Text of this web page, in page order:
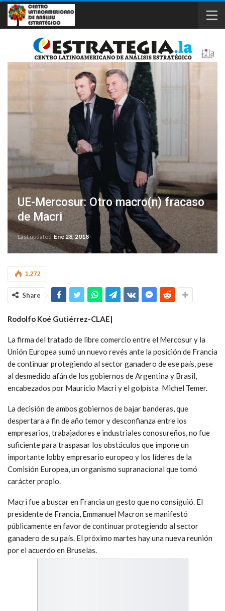
UE-Mercosur: Otro macro(n) fracaso
de Macri
Last updated Ene 28, 2018
1.272
Share
Rodolfo Koé Gutiérrez-CLAE|
La firma del tratado de libre comercio entre el Mercosur y la
Unión Europea sumó un nuevo revés ante la posición de Francia
de continuar protegiendo al sector ganadero de ese país, pese
al desmedido afán de los gobiernos de Argentina y Brasil,
encabezados por Mauricio Macri y el golpista Michel Temer.
La decisión de ambos gobiernos de bajar banderas, que
despertara a fin de año temor y desconfianza entre los
empresarios, trabajadores e industriales conosureños, no fue
suficiente para traspasar los obstáculos que impone un
importante lobby empresario europeo y los líderes de la
Comisión Europea, un organismo supranacional que tomó
carácter propio.
Macri fue a buscar en Francia un gesto que no consiguió. El
presidente de Francia, Emmanuel Macron se manifestó
públicamente en favor de continuar protegiendo al sector
ganadero de su país. El próximo martes hay una nueva reunión
por el acuerdo en Bruselas.